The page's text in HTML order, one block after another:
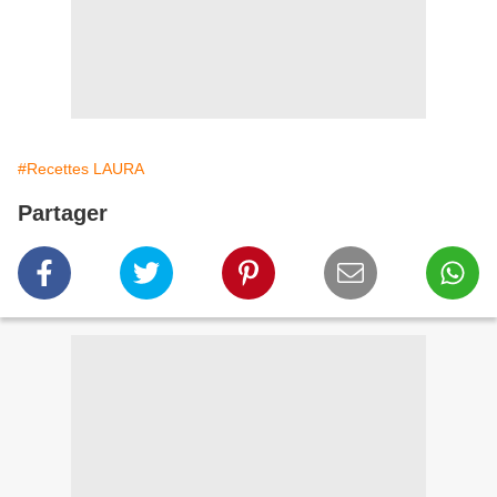
#Recettes LAURA
Partager